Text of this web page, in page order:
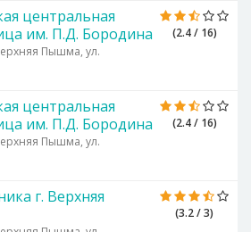
(2.4 / 16)
центральная
им. П.Д. Бородина
Пышма, ул.
(2.4 / 16)
центральная
им. П.Д. Бородина
Пышма, ул.
(3.2 / 3)
г. Верхняя